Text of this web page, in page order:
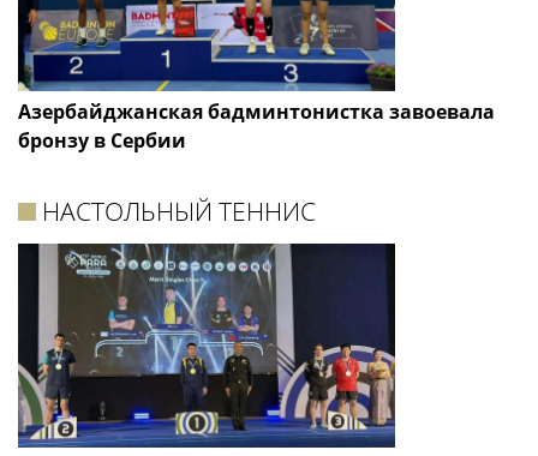
Азербайджанская бадминтонистка завоевала
бронзу в Сербии
НАСТОЛЬНЫЙ ТЕННИС